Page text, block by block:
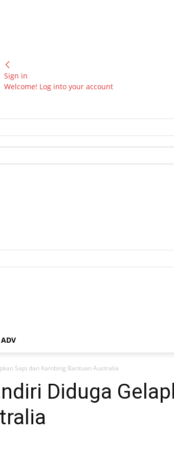
Sign in
Welcome! Log into your account
ADV
Sapi dan Kambing Bantuan Australia
Diduga